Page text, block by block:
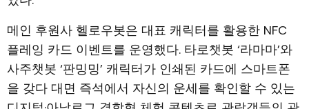
메인 후원사 헬로우봇은 대표 캐릭터를 활용한 NFC
플레잉 카드 이벤트를 운영했다. 타로챗봇 ‘라마마’와
사주챗봇 ‘판밍밍’ 캐릭터가 인쇄된 카드에 스마트폰
을 갖다 대면 즉석에서 자신의 운세를 확인할 수 있는